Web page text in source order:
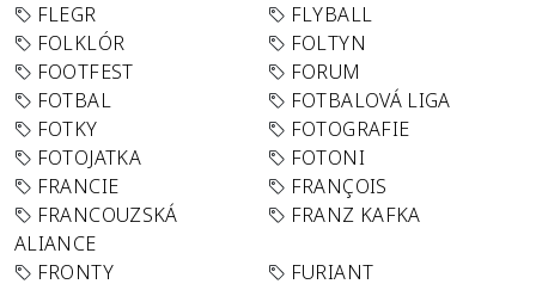
FLEGR
FLYBALL
FOLKLÓR
FOLTYN
FOOTFEST
FORUM
FOTBAL
FOTBALOVÁ LIGA
FOTKY
FOTOGRAFIE
FOTOJATKA
FOTONI
FRANCIE
FRANÇOIS
FRANCOUZSKÁ
ALIANCE
FRANZ KAFKA
FRONTY
FURIANT